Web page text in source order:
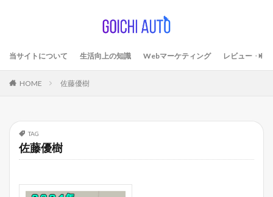
当サイトについて 生活向上の知識 Webマーケティング レビュー・考
HOME 佐藤優樹
TAG
佐藤優樹